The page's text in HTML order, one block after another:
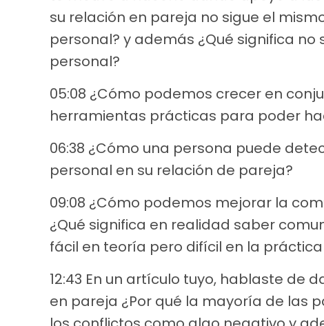
su relación en pareja no sigue el
personal? y además ¿Qué significa
personal?
05:08 ¿Cómo podemos crecer en
herramientas prácticas para poder
06:38 ¿Cómo una persona puede
personal en su relación de pareja?
09:08 ¿Cómo podemos mejorar la
¿Qué significa en realidad saber
fácil en teoría pero difícil en la práctica
12:43 En un artículo tuyo, hablaste de
en pareja ¿Por qué la mayoría de las